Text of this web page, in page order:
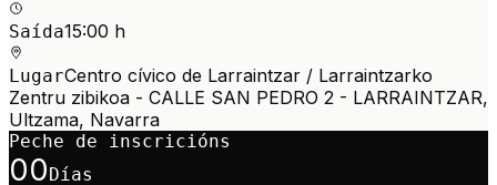
Saída15:00 h
LugarCentro cívico de Larraintzar / Larraintzarko
Zentru zibikoa - CALLE SAN PEDRO 2 - LARRAINTZAR,
Ultzama, Navarra
Peche de inscricións
00 Días